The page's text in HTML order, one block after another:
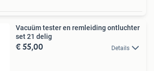
Vacuüm tester en remleiding ontluchter
set 21 delig
€ 55,00 Details